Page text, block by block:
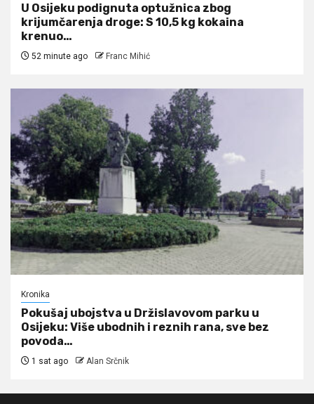
U Osijeku podignuta optužnica zbog
krijumčarenja droge: S 10,5 kg kokaina
krenuo…
52 minute ago Franc Mihić
Kronika
Pokušaj ubojstva u Držislavovom parku u
Osijeku: Više ubodnih i reznih rana, sve bez
povoda…
1 sat ago Alan Srčnik